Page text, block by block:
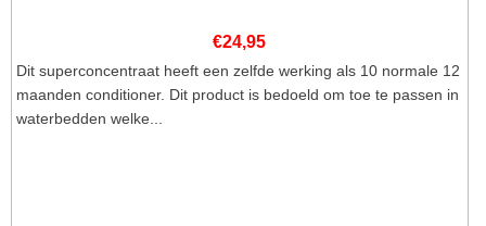
€24,95
Dit superconcentraat heeft een zelfde werking als 10 normale 12
maanden conditioner. Dit product is bedoeld om toe te passen in
waterbedden welke...